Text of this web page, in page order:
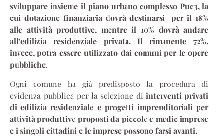
sviluppare insieme il piano urbano complesso Puc3, la
cui dotazione finanziaria dovrà destinarsi per il 18%
alle attività produttive, mentre il 10% dovrà andare
all’edilizia residenziale privata. Il rimanente 72%,
invece, potrà essere utilizzato dai comuni per le opere
pubbliche.
Ogni comune ha già predisposto la procedura di
evidenza pubblica per la selezione diinterventi privati
di edilizia residenziale e progetti imprenditoriali per
attività produttive proposti da piccole e medie imprese
e i singoli cittadini e le imprese possono farsi avanti.